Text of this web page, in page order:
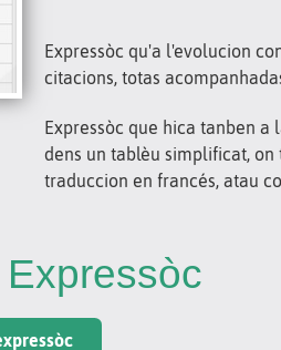
Expressòc qu'a l'evolucion
citacions, totas
Expressòc que hica tanben
dens un tablèu simplificat,
traduccion en francés, atau